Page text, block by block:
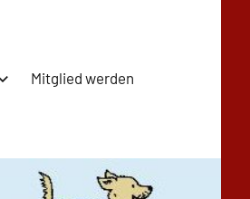
Mitglied werden